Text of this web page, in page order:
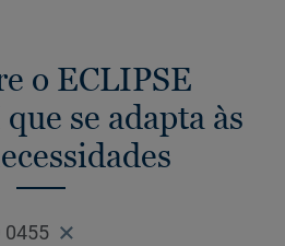
o ECLIPSE
se adapta às
0455